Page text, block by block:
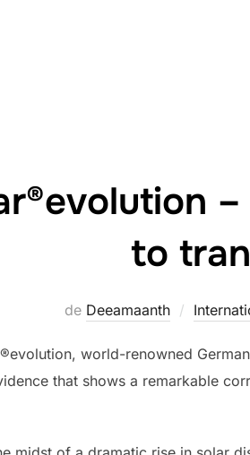
to
de Deeamaanth
world-renowned
that shows a remarkable